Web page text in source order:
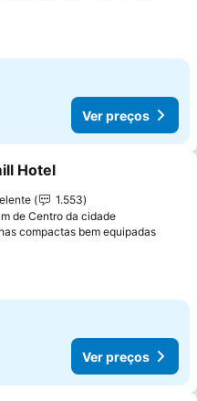
Ver preços
aos favoritos
Hotel
1.553
de Centro da cidade
compactas bem equipadas
Ver preços